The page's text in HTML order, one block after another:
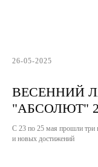
26-05-2025
ВЕСЕННИЙ
"АБСОЛЮТ"
С 23 по 25 мая прошли три
и новых достижений